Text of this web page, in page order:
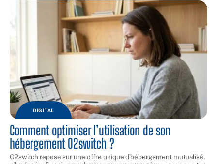
DIGITAL
Comment optimiser l’utilisation de son
hébergement O2switch ?
O2switch repose sur une offre unique d'hébergement mutualisé,